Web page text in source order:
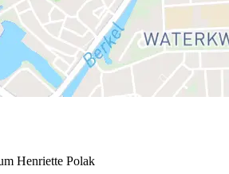
Henriette Polak